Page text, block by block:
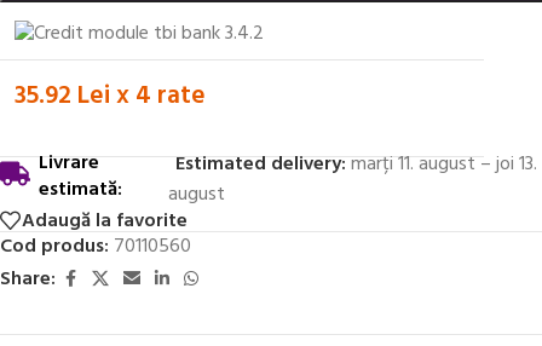
35.92 Lei x 4 rate
Livrare
estimată:
Estimated delivery:marți 11. august – joi 13.
august
Adaugă la favorite
Cod produs: 70110560
Share: